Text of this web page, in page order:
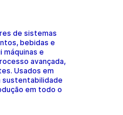
de sistemas
bebidas e
e
avançada,
Usados em
sustentabilidade
em todo o